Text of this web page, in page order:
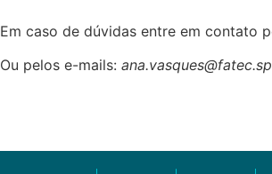
Em caso de dúvidas entre em contato
Ou pelos e-mails: